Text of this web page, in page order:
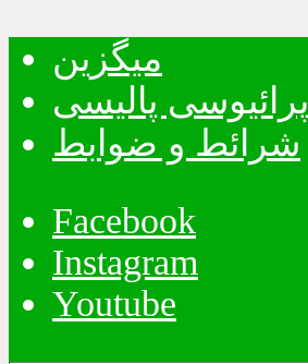
میگزین
پرائیوسی پالیسی
شرائط و ضوابط
Facebook
Instagram
Youtube